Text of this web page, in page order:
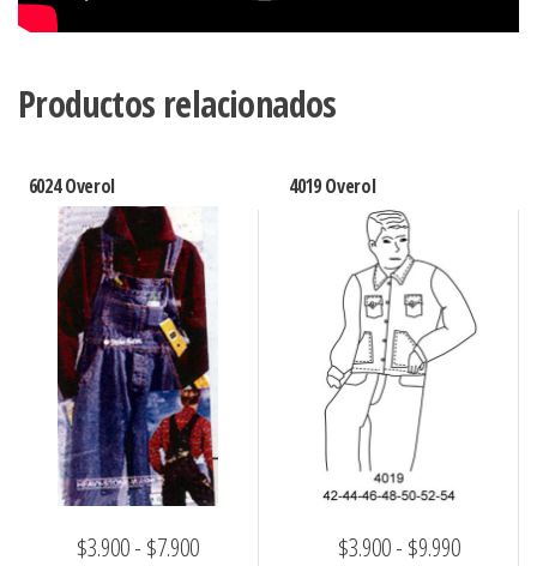
Productos relacionados
6024 Overol
$3.900- $7.900Rango
4019 Overol
$3.900- $9.990Rango